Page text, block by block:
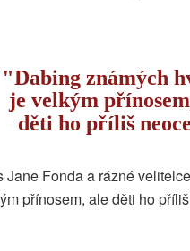
Dabing známých
je velkým
děti ho příliš
Fonda a rázné
přínosem, ale děti ho příliš